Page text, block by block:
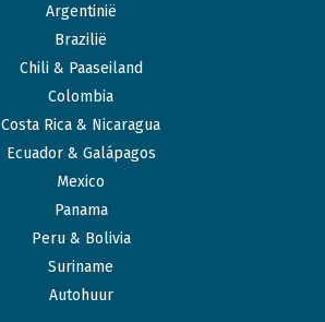
Argentinië
Brazilië
Chili & Paaseiland
Colombia
Costa Rica & Nicaragua
Ecuador & Galápagos
Mexico
Panama
Peru & Bolivia
Suriname
Autohuur